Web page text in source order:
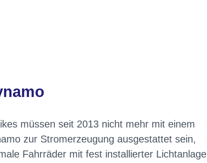
müssen seit 2013 nicht mehr mit einem
zur Stromerzeugung ausgestattet sein,
Fahrräder mit fest installierter Lichtanlage